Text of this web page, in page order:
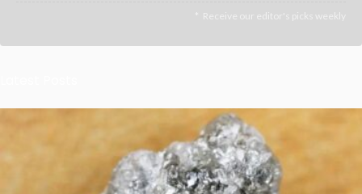
Receive our editor's picks weekly